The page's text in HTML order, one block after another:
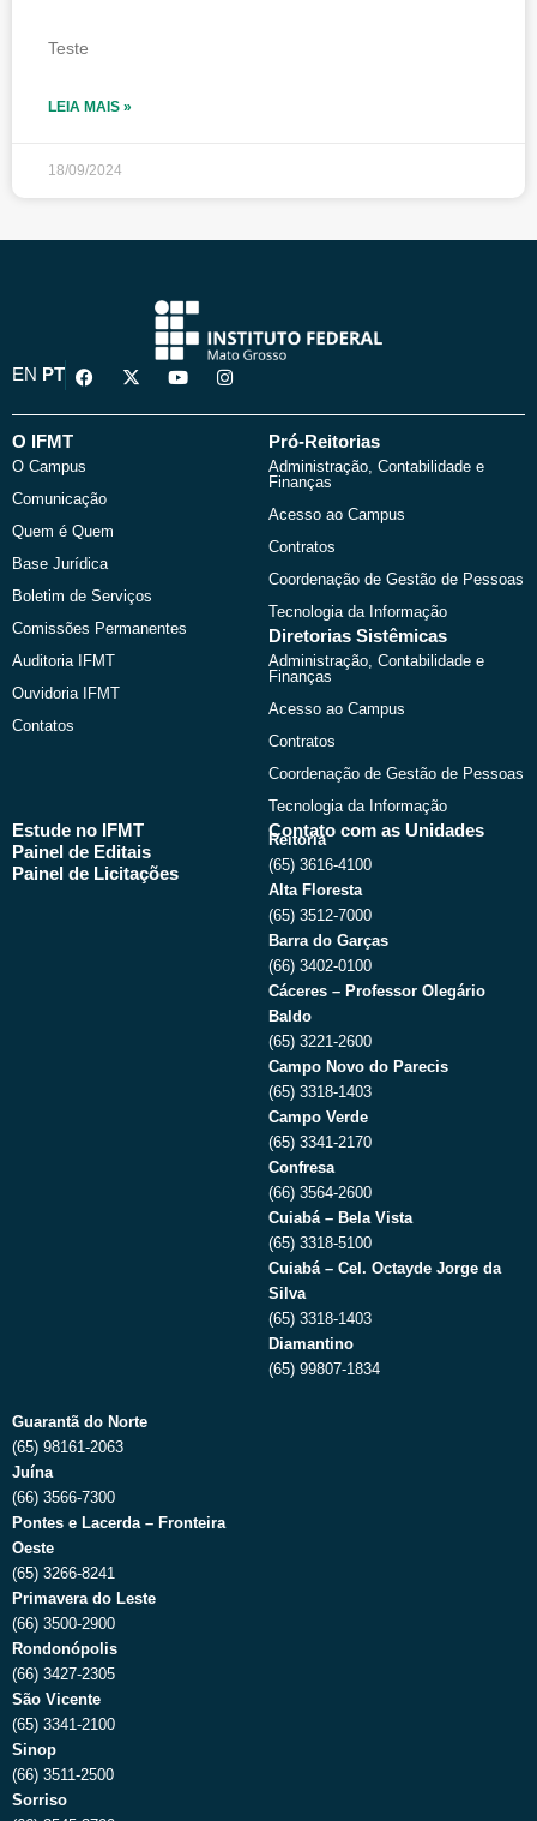
Teste
LEIA MAIS »
18/09/2024
EN PT
F
a
e
o
k
X
-
w
Y
o
t
I
n
t
O IFMT
O Campus
Comunicação
Quem é Quem
Base Jurídica
Boletim de Serviços
Comissões Permanentes
Auditoria IFMT
Ouvidoria IFMT
Contatos
Pró-Reitorias
Administração, Contabilidade e
Finanças
Acesso ao Campus
Contratos
Coordenação de Gestão de Pessoas
Tecnologia da Informação
Diretorias Sistêmicas
Administração, Contabilidade e
Finanças
Acesso ao Campus
Contratos
Coordenação de Gestão de Pessoas
Tecnologia da Informação
Estude no IFMT
Painel de Editais
Painel de Licitações
Contato com as Unidades
Reitoria
(65) 3616-4100
Alta Floresta
(65) 3512-7000
Barra do Garças
(66) 3402-0100
Cáceres – Professor Olegário
Baldo
(65) 3221-2600
Campo Novo do Parecis
(65) 3318-1403
Campo Verde
(65) 3341-2170
Confresa
(66) 3564-2600
Cuiabá – Bela Vista
(65) 3318-5100
Cuiabá – Cel. Octayde Jorge da
Silva
(65) 3318-1403
Diamantino
(65) 99807-1834
Guarantã do Norte
(65) 98161-2063
Juína
(66) 3566-7300
Pontes e Lacerda – Fronteira
Oeste
(65) 3266-8241
Primavera do Leste
(66) 3500-2900
Rondonópolis
(66) 3427-2305
São Vicente
(65) 3341-2100
Sinop
(66) 3511-2500
Sorriso